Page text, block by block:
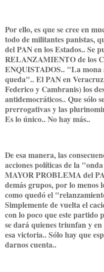
Por ello, es que se cree en
todo de militantes panistas,
del PAN en los Estados.. Se
RELANZAMIENTO de los
ENQUISTADOS.. "La mona
queda".. El PAN en
Federico y Cambranis) los
antidemocráticos.. Que sólo
prerrogativas y las
Es lo único.. No hay más..
De esa manera, las
acciones políticas de la
MAYOR PROBLEMA del
demás grupos, por lo
como quedó el
Simplemente de vuelta el
con lo poco que este partido
se dará quienes triunfan y
esa victoria.. Sólo hay que
darnos cuenta..